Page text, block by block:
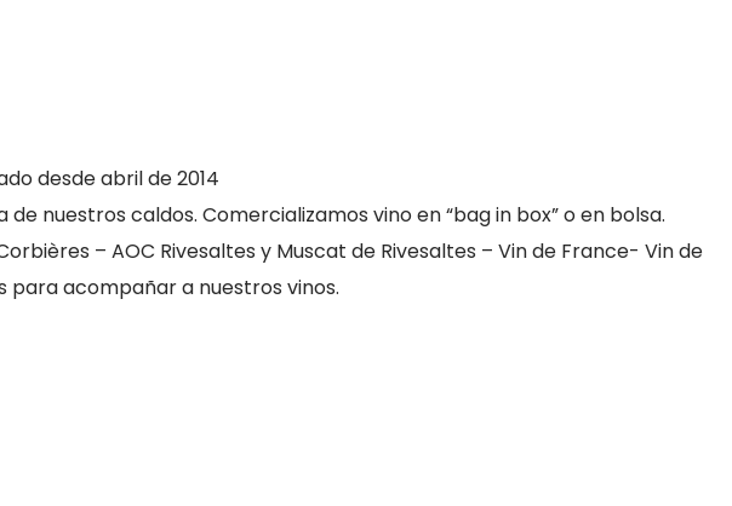
desde abril de 2014
nuestros caldos. Comercializamos vino en “bag in box” o en bolsa.
– AOC Rivesaltes y Muscat de Rivesaltes – Vin de France- Vin de
para acompañar a nuestros vinos.